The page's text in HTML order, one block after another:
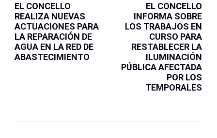
EL CONCELLO
REALIZA NUEVAS
ACTUACIONES PARA
LA REPARACIÓN DE
AGUA EN LA RED DE
ABASTECIMIENTO
EL CONCELLO
INFORMA SOBRE
LOS TRABAJOS EN
CURSO PARA
RESTABLECER LA
ILUMINACIÓN
PÚBLICA AFECTADA
POR LOS
TEMPORALES